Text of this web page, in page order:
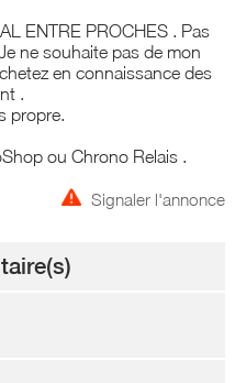
ENTRE PROCHES . Pas
ne souhaite pas de mon
en connaissance des
.
propre.
ou Chrono Relais .
Signaler l'annonce